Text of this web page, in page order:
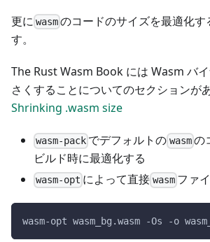
更に wasm のコードのサイズを最適化す
す。
The Rust Wasm Book には Wasm バ
さくすることについてのセクションが
Shrinking .wasm size
wasm-pack でデフォルトの wasmの
ビルド時に最適化する
wasm-opt によって直接 wasmファ
wasm-opt wasm_bg.wasm -Os -o